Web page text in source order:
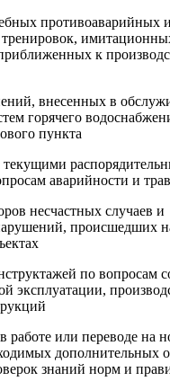
противоаварийных и
к
внесенных в
горячего
пункта
текущими
аварийности и
несчастных случаев и
происшедших
по вопросам
эксплуатации,
работе или переводе на
дополнительных
знаний норм и